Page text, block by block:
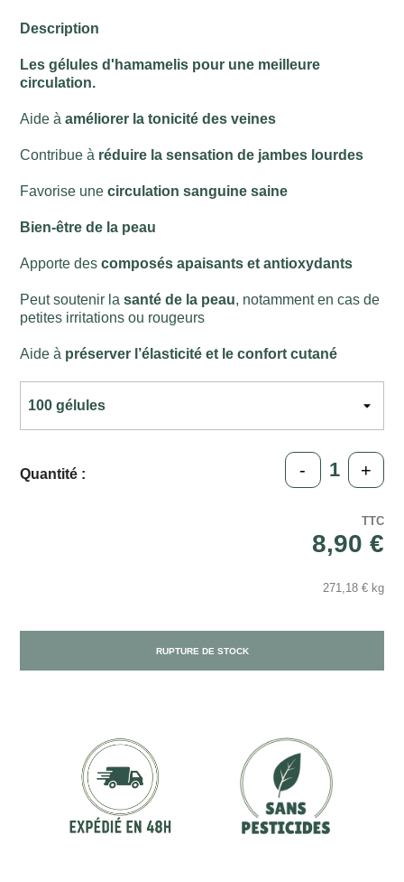
Description
Les gélules d'hamamelis pour une meilleure
circulation.
Aide àaméliorer la tonicité des veines
Contribue à réduire la sensation de jambes lourdes
Favorise unecirculation sanguine saine
Bien-être de la peau
Apporte descomposés apaisants et antioxydants
Peut soutenir lasanté de la peau, notamment en cas de
petites irritations ou rougeurs
Aide à préserver l’élasticité et le confort cutané
Quantité : - +
TTC
8,90 €
271,18 € kg
RUPTURE DE STOCK